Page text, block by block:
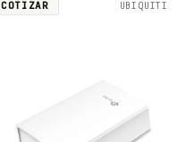
COTIZAR UBIQUITI